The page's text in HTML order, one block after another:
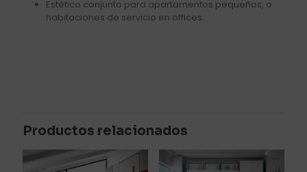
Estético conjunto para apartamentos pequeños, o
habitaciones de servicio en offices.
abatible con mesa de comedor”
Tu dirección de correo electrónico no será publicada.Los
campos obligatorios están marcados con *
Productos relacionados